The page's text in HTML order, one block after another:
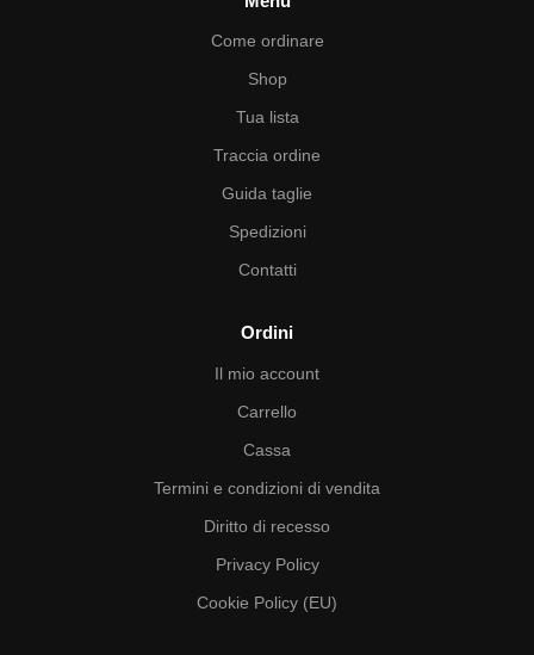
Come ordinare
Shop
Tua lista
Traccia ordine
Guida taglie
Spedizioni
Contatti
Ordini
Il mio account
Carrello
Cassa
Termini e condizioni di vendita
Diritto di recesso
Privacy Policy
Cookie Policy (EU)